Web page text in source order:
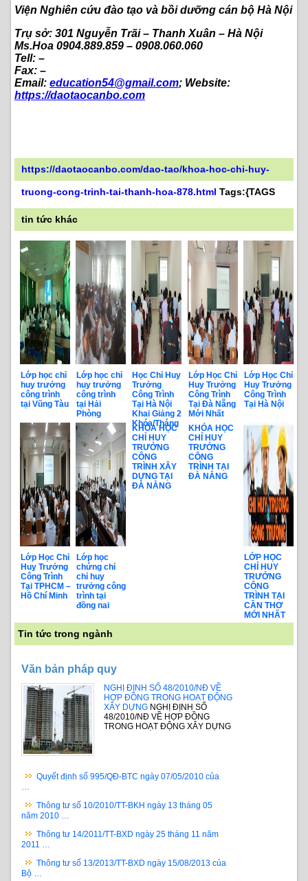
Viện Nghiên cứu đào tạo và bồi dưỡng cán bộ Hà Nội
Trụ sở: 301 Nguyễn Trãi – Thanh Xuân – Hà Nội
Ms.Hoa 0904.889.859 – 0908.060.060
Tell: –
Fax: –
Email: education54@gmail.com; Website:
https://daotaocanbo.com
https://daotaocanbo.com/dao-tao/khoa-hoc-chi-huy-
truong-cong-trinh-tai-thanh-hoa-878.html Tags:{TAGS
tin tức khác
Lớp học chỉ
huy trưởng
công trình
tại Vũng Tàu
Lớp học chỉ
huy trưởng
công trình
tại Hải
Phòng
Học Chỉ Huy
Trưởng
Công Trình
Tại Hà Nội
Khai Giảng 2
Khóa/Tháng
Lớp Học Chỉ
Huy Trưởng
Công Trình
Tại Đà Nẵng
Mới Nhất
Lớp Học Chỉ
Huy Trưởng
Công Trình
Tại Hà Nội
Lớp Học Chỉ
Huy Trưởng
Công Trình
Tại TPHCM –
Hồ Chí Minh
Lớp học
chứng chỉ
chỉ huy
trưởng công
trình tại
đồng nai
KHÓA HỌC
CHỈ HUY
TRƯỞNG
CÔNG
TRÌNH XÂY
DỰNG TẠI
ĐÀ NẴNG
KHÓA HỌC
CHỈ HUY
TRƯỞNG
CÔNG
TRÌNH TẠI
ĐÀ NẴNG
LỚP HỌC
CHỈ HUY
TRƯỞNG
CÔNG
TRÌNH TẠI
CẦN THƠ
MỚI NHẤT
Tin tức trong ngành
Văn bản pháp quy
NGHỊ ĐỊNH SỐ 48/2010/NĐ VỀ
HỢP ĐỒNG TRONG HOẠT ĐỘNG
XÂY DỰNG NGHỊ ĐỊNH SỐ
48/2010/NĐ VỀ HỢP ĐỒNG
TRONG HOẠT ĐỘNG XÂY DỰNG
Quyết định số 995/QĐ-BTC ngày 07/05/2010 của
…
Thông tư số 10/2010/TT-BKH ngày 13 tháng 05
năm 2010 …
Thông tư 14/2011/TT-BXD ngày 25 tháng 11 năm
2011 …
Thông tư số 13/2013/TT-BXD ngày 15/08/2013 của
Bộ …